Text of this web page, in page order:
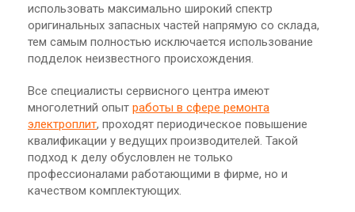
использовать максимально широкий спектр
оригинальных запасных частей напрямую со склада,
тем самым полностью исключается использование
подделок неизвестного происхождения.
Все специалисты сервисного центра имеют
многолетний опыт работы в сфере ремонта
электроплит, проходят периодическое повышение
квалификации у ведущих производителей. Такой
подход к делу обусловлен не только
профессионалами работающими в фирме, но и
качеством комплектующих.